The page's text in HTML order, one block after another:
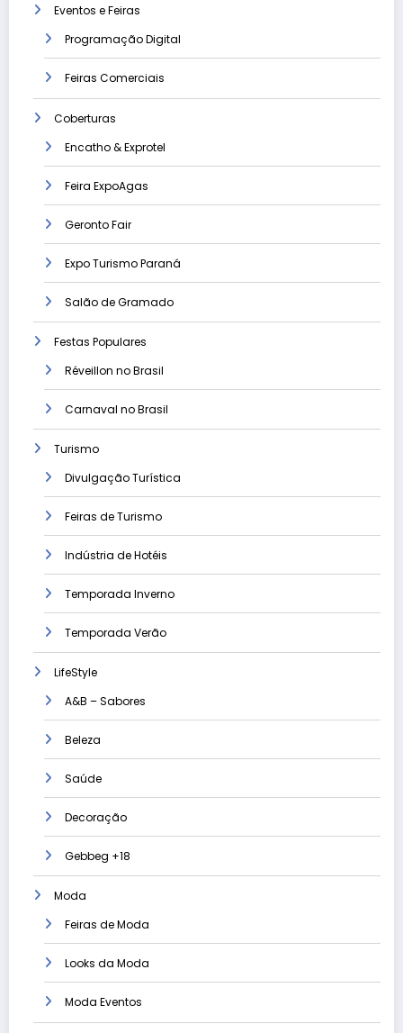
Eventos e Feiras
Programação Digital
Feiras Comerciais
Coberturas
Encatho & Exprotel
Feira ExpoAgas
Geronto Fair
Expo Turismo Paraná
Salão de Gramado
Festas Populares
Réveillon no Brasil
Carnaval no Brasil
Turismo
Divulgação Turística
Feiras de Turismo
Indústria de Hotéis
Temporada Inverno
Temporada Verão
LifeStyle
A&B – Sabores
Beleza
Saúde
Decoração
Gebbeg +18
Moda
Feiras de Moda
Looks da Moda
Moda Eventos